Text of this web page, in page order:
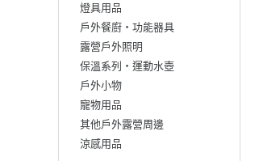
燈具用品
戶外餐廚‧功能器具
露營戶外照明
保溫系列‧運動水壺
戶外小物
寵物用品
其他戶外露營周邊
涼感用品